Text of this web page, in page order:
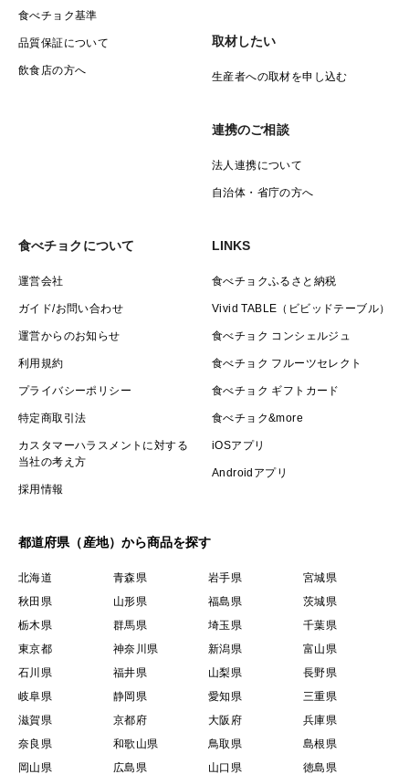
＜低温貯蔵で甘さ倍増＞
冷蔵庫で約3ヶ月保管してみてください。
すると、このじゃがいもは化けます！
さらに甘さが増しておいしくなります。
このじゃがいもは、生命力が強く夏場では数日で芽が出
低温貯蔵していても芽が出てくるほどです。
芽は取り除けば問題なく食べられます。
食べチョク基準
品質保証について
飲食店の方へ
取材したい
生産者への取材を申し込む
連携のご相談
法人連携について
自治体・省庁の方へ
食べチョクについて
運営会社
ガイド/お問い合わせ
運営からのお知らせ
利用規約
プライバシーポリシー
特定商取引法
カスタマーハラスメントに対する
当社の考え方
採用情報
LINKS
食べチョクふるさと納税
Vivid TABLE（ビビッドテーブル）
食べチョク コンシェルジュ
食べチョク フルーツセレクト
食べチョク ギフトカード
食べチョク&more
iOSアプリ
Androidアプリ
都道府県（産地）から商品を探す
北海道 青森県 岩手県
宮城県
秋田県
山形県 福島県
茨城県
栃木県
群馬県 埼玉県
千葉県
東京都
神奈川県 新潟県
富山県
石川県
福井県 山梨県
長野県
岐阜県
静岡県 愛知県
三重県
滋賀県
京都府 大阪府
兵庫県
奈良県
和歌山県 鳥取県
島根県
岡山県
広島県 山口県 徳島県